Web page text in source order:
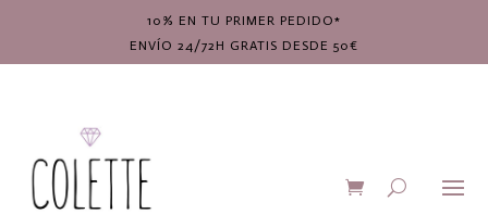
10% EN TU PRIMER PEDIDO*
ENVÍO 24/72H GRATIS DESDE 50€